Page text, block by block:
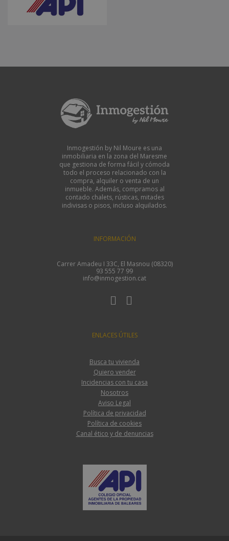
Inmogestión by Nil Moure es una
inmobiliaria en la zona del Maresme
que gestiona de forma fácil y cómoda
todo el proceso relacionado con la
compra, alquiler o venta de un
inmueble. Además, compramos al
contado chalets, rústicas, mitades
indivisas o pisos, incluso alquilados.
INFORMACIÓN
Carrer Amadeu I 33C, El Masnou (08320)
93 555 77 99
info@inmogestion.cat
ENLACES ÚTILES
Busca tu vivienda
Quiero vender
Incidencias con tu casa
Nosotros
Aviso Legal
Política de privacidad
Política de cookies
Canal ético y de denuncias